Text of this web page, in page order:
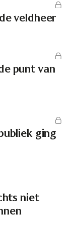
veldheer
punt van
ging
niet